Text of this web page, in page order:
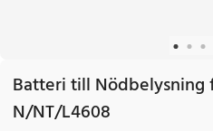
Batteri till Nödbelysning
N/NT/L4608